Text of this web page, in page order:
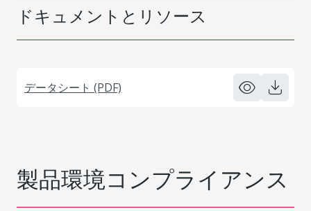
ドキュメントとリソース
データシート (PDF)
製品環境コンプライアンス